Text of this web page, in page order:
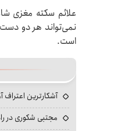
علائم سکته مغزی
نمی‌تواند هر دو
است.
آشکارترین اعتراف
مجتبی شکوری در